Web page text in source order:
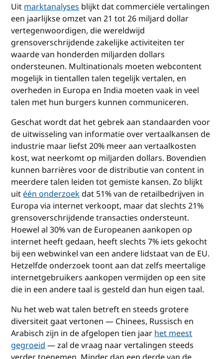
Uitmarktanalysesblijkt dat commerciële vertalingen
een jaarlijkse omzet van 21 tot 26 miljard dollar
vertegenwoordigen, die wereldwijd
grensoverschrijdende zakelijke activiteiten ter
waarde van honderden miljarden dollars
ondersteunen. Multinationals moeten webcontent
mogelijk in tientallen talen tegelijk vertalen, en
overheden in Europa en India moeten vaak in veel
talen met hun burgers kunnen communiceren.
Geschat wordt dat het gebrek aan standaarden voor
de uitwisseling van informatie over vertaalkansen de
industrie maar liefst 20% meer aan vertaalkosten
kost, wat neerkomt op miljarden dollars. Bovendien
kunnen barrières voor de distributie van content in
meerdere talen leiden tot gemiste kansen. Zo blijkt
uitéén onderzoekdat 51% van de retailbedrijven in
Europa via internet verkoopt, maar dat slechts 21%
grensoverschrijdende transacties ondersteunt.
Hoewel al 30% van de Europeanen aankopen op
internet heeft gedaan, heeft slechts 7% iets gekocht
bij een webwinkel van een andere lidstaat van de EU.
Hetzelfde onderzoek toont aan dat zelfs meertalige
internetgebruikers aankopen vermijden op een site
die in een andere taal is gesteld dan hun eigen taal.
Nu het web wat talen betreft en steeds grotere
diversiteit gaat vertonen — Chinees, Russisch en
Arabisch zijn in de afgelopen tien jaarhet meest
gegroeid— zal de vraag naar vertalingen steeds